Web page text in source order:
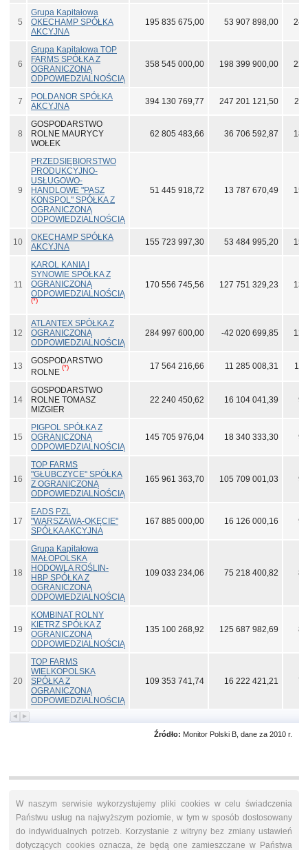
5
Grupa Kapitałowa
OKECHAMP SPÓŁKA
AKCYJNA
195 835 675,00 53 907 898,00
6
Grupa Kapitałowa TOP
FARMS SPÓŁKA Z
OGRANICZONĄ
ODPOWIEDZIALNOŚCIĄ
358 545 000,00 198 399 900,00
7
POLDANOR SPÓŁKA
AKCYJNA
394 130 769,77 247 201 121,50
8
GOSPODARSTWO
ROLNE MAURYCY
WOŁEK
62 805 483,66 36 706 592,87
9
PRZEDSIĘBIORSTWO
PRODUKCYJNO-
USŁUGOWO-
HANDLOWE "PASZ
KONSPOL" SPÓŁKA Z
OGRANICZONĄ
ODPOWIEDZIALNOŚCIĄ
51 445 918,72 13 787 670,49
10
OKECHAMP SPÓŁKA
AKCYJNA
155 723 997,30 53 484 995,20
11
KAROL KANIA I
SYNOWIE SPÓŁKA Z
OGRANICZONĄ
ODPOWIEDZIALNOŚCIĄ
(*)
170 556 745,56 127 751 329,23
12
ATLANTEX SPÓŁKA Z
OGRANICZONĄ
ODPOWIEDZIALNOŚCIĄ
284 997 600,00 -42 020 699,85
13
GOSPODARSTWO
ROLNE
(*) 17 564 216,66 11 285 008,31
14
GOSPODARSTWO
ROLNE TOMASZ
MIZGIER
22 240 450,62 16 104 041,39
15
PIGPOL SPÓŁKA Z
OGRANICZONĄ
ODPOWIEDZIALNOŚCIĄ
145 705 976,04 18 340 333,30
16
TOP FARMS
"GŁUBCZYCE" SPÓŁKA
Z OGRANICZONĄ
ODPOWIEDZIALNOŚCIĄ
165 961 363,70 105 709 001,03
17
EADS PZL
"WARSZAWA-OKĘCIE"
SPÓŁKA AKCYJNA
167 885 000,00 16 126 000,16
18
Grupa Kapitałowa
MAŁOPOLSKA
HODOWLA ROŚLIN-
HBP SPÓŁKA Z
OGRANICZONĄ
ODPOWIEDZIALNOŚCIĄ
109 033 234,06 75 218 400,82
19
KOMBINAT ROLNY
KIETRZ SPÓŁKA Z
OGRANICZONĄ
ODPOWIEDZIALNOŚCIĄ
135 100 268,92 125 687 982,69
20
TOP FARMS
WIELKOPOLSKA
SPÓŁKA Z
OGRANICZONĄ
ODPOWIEDZIALNOŚCIĄ
109 353 741,74 16 222 421,21
Źródło: Monitor Polski B, dane za 2010 r.
W naszym serwisie wykorzystujemy pliki cookies w celu świadczenia
Państwu usług na najwyższym poziomie, w tym w sposób dostosowany
do indywidualnych potrzeb. Korzystanie z witryny bez zmiany ustawień
dotyczących cookies oznacza, że będą one zamieszczane w Państwa